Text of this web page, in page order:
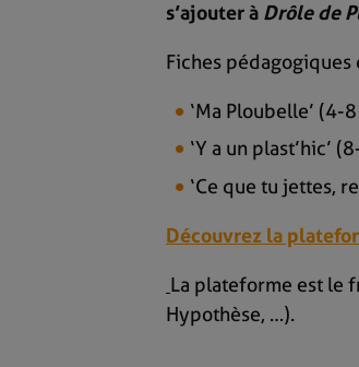
s’ajouter à Drôle de
Fiches pédagogiques
‘Ma Ploubelle’ (4-
‘Y a un plast’hic’
‘Ce que tu jettes,
Découvrez la
La plateforme est le
Hypothèse, …).